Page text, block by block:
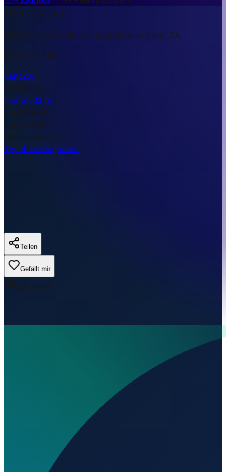
Kurzantwort
Elliot Airport ist ein Kleinflughafen in Elliot, ZA.
1533 m ü. NN.
LandZA
StadtElliot
Höhe1533 m
Lat-31.3069
Lng27.8495
TimezoneUTC
TypeKleinflughafen
Teilen
Gefällt mir
0Aufrufe